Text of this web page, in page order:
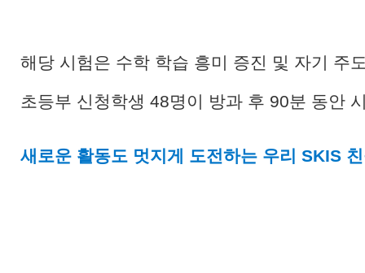
해당 시험은 수학 학습 흥미 증진 및 자기 주
초등부 신청학생 48명이 방과 후 90분 동안
새로운 활동도 멋지게 도전하는 우리 SKIS